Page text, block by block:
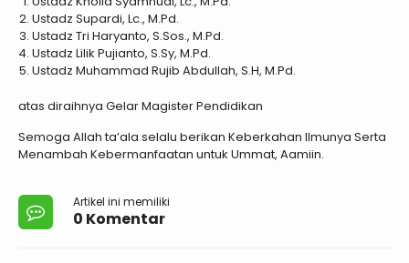
Ustadz Supardi, Lc., M.Pd.
Ustadz Tri Haryanto, S.Sos., M.Pd.
Ustadz Lilik Pujianto, S.Sy, M.Pd.
Ustadz Muhammad Rujib Abdullah, S.H, M.Pd.
atas diraihnya Gelar Magister Pendidikan
Semoga Allah ta’ala selalu berikan Keberkahan Ilmunya Serta
Menambah Kebermanfaatan untuk Ummat, Aamiin.
Artikel ini memiliki
0 Komentar